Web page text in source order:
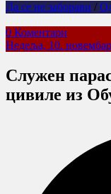
Да се не заборави /
0 Коментари
Недеља, 10.
Служен
цивиле из